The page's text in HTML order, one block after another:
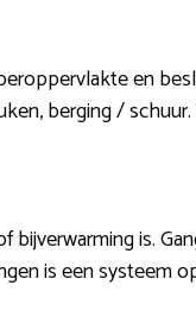
en
berging /
is.
is een systeem